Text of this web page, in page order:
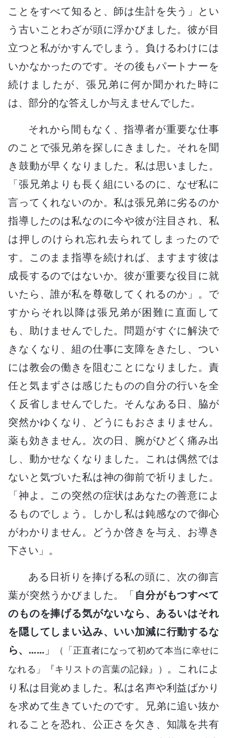
ことをすべて知ると、師は生計を失う」とい
う古いことわざが頭に浮かびました。彼が目
立つと私がかすんでしまう。負けるわけには
いかなかったのです。その後もパートナーを
続けましたが、張兄弟に何か聞かれた時に
は、部分的な答えしか与えませんでした。
それから間もなく、指導者が重要な仕事
のことで張兄弟を探しにきました。それを聞
き鼓動が早くなりました。私は思いました。
「張兄弟よりも長く組にいるのに、なぜ私に
言ってくれないのか。私は張兄弟に劣るのか
指導したのは私なのに今や彼が注目され、私
は押しのけられ忘れ去られてしまったので
す。このまま指導を続ければ、ますます彼は
成長するのではないか。彼が重要な役目に就
いたら、誰が私を尊敬してくれるのか」。で
すからそれ以降は張兄弟が困難に直面して
も、助けませんでした。問題がすぐに解決で
きなくなり、組の仕事に支障をきたし、つい
には教会の働きを阻むことになりました。責
任と気まずさは感じたものの自分の行いを全
く反省しませんでした。そんなある日、脇が
突然かゆくなり、どうにもおさまりません。
薬も効きません。次の日、腕がひどく痛み出
し、動かせなくなりました。これは偶然では
ないと気づいた私は神の御前で祈りました。
「神よ。この突然の症状はあなたの善意によ
るものでしょう。しかし私は鈍感なので御心
がわかりません。どうか啓きを与え、お導き
下さい」。
ある日祈りを捧げる私の頭に、次の御言
葉が突然うかびました。「 自分がもつすべて
のものを捧げる気がないなら、あるいはそれ
を隠してしまい込み、いい加減に行動するな
ら、…… 」
（「正直者になって初めて本当に幸せに
なれる」『キリストの言葉の記録』） 。これによ
り私は目覚めました。私は名声や利益ばかり
を求めて生きていたのです。兄弟に追い抜か
れることを恐れ、公正さを欠き、知識を共有